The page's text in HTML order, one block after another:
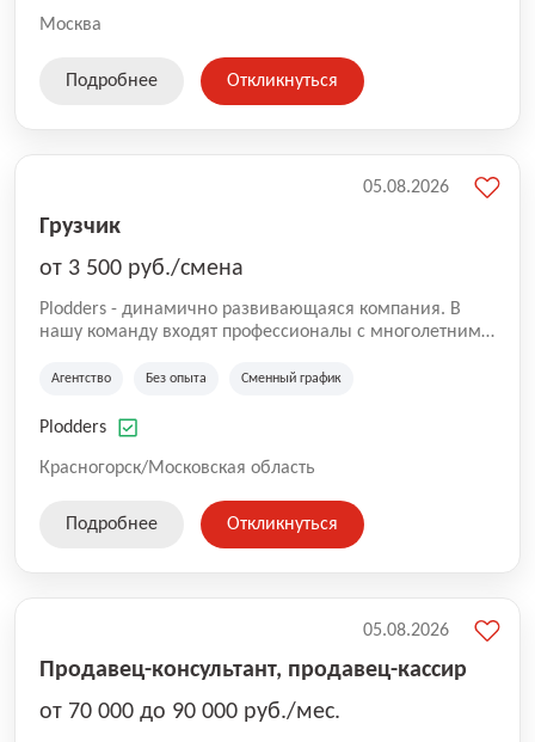
Москва
Подробнее Откликнуться
Грузчик
от 3 500 руб./смена
Plodders - динамично развивающаяся компания. В
нашу команду входят профессионалы с многолетним
на рынке аутсорсинга, а накопленный опыт позволяют
оказываемых услуг.
Агентство Без опыта Сменный график
Plodders
Красногорск/Московская область
05.08.2026
Подробнее Откликнуться
Продавец-консультант, продавец-кассир
от 70 000 до 90 000 руб./мес.
05.08.2026